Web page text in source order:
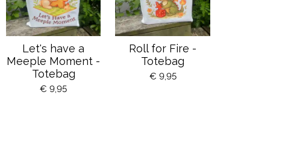
Let's have a
Meeple Moment -
Totebag
€ 9,95
Roll for Fire -
Totebag
€ 9,95